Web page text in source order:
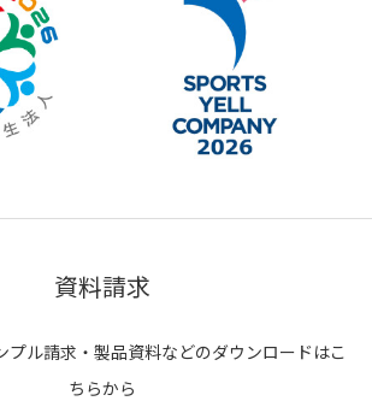
資料請求
プル請求・製品資料などのダウンロードはこ
ちらから